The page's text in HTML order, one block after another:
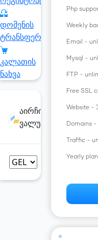
დომენის
ტრანსფერი
კალათის
ნახვა
აირჩიე
ვალუტა
Php
Weekly
Email -
Mysql -
FTP -
Free SSL
Website -
Domains
Traffic -
Yearly